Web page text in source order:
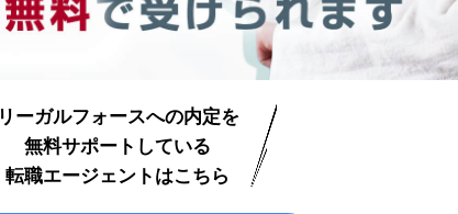
リーガルフォースへの内定を
無料サポートしている
転職エージェントはこちら